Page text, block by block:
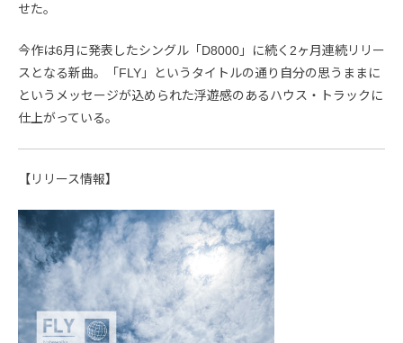
せた。
今作は6月に発表したシングル「D8000」に続く2ヶ月連続リリー
スとなる新曲。「FLY」というタイトルの通り自分の思うままに
というメッセージが込められた浮遊感のあるハウス・トラックに
仕上がっている。
【リリース情報】